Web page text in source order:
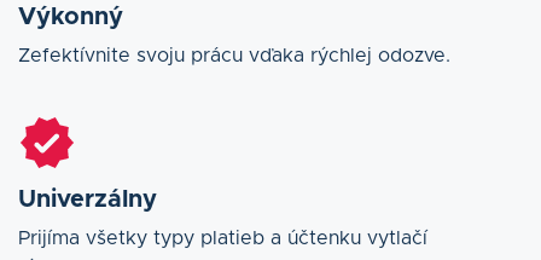
Výkonný
Zefektívnite svoju prácu vďaka rýchlej odozve.
Univerzálny
Prijíma všetky typy platieb a účtenku vytlačí